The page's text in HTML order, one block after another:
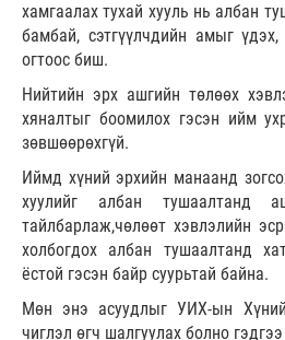
хамгаалах тухай хууль нь албан
бамбай, сэтгүүлчдийн амыг үдэх,
огтоос биш.
Нийтийн эрх ашгийн төлөөх
хяналтыг боомилох гэсэн ийм
зөвшөөрөхгүй.
Иймд хүний эрхийн манаанд
хуулийг албан тушаалтанд
тайлбарлаж,чөлөөт хэвлэлийн
холбогдох албан тушаалтанд
ёстой гэсэн байр суурьтай байна.
Мөн энэ асуудлыг УИХ-ын
чиглэл өгч шалгуулах болно